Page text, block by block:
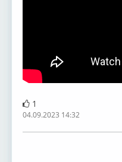
1
04.09.2023 14:32